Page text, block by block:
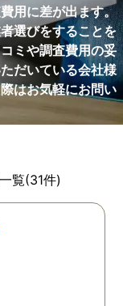
用に差が出ます。
選びをすることを
ミや調査費用の妥
だいている会社様
はお気軽にお問い
覧(31件)